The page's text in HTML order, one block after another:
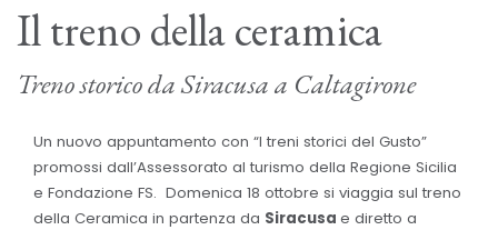
Il treno della ceramica
Treno storico da Siracusa a Caltagirone
Un nuovo appuntamento con “I treni storici del Gusto”
promossi dall’Assessorato al turismo della Regione Sicilia
e Fondazione FS. Domenica 18 ottobre si viaggia sul treno
della Ceramica in partenza da Siracusa e diretto a